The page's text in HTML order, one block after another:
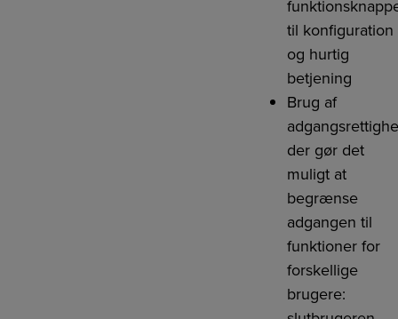
til konfiguration
og hurtig
betjening
Brug af
der gør det
muligt at
begrænse
adgangen til
funktioner for
forskellige
brugere: